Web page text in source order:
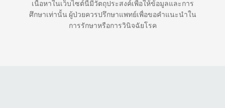
เนื้อหาในเว็บไซต์นี้มีวัตถุประสงค์เพื่อให้ข้อมูลและการ
ศึกษาเท่านั้น ผู้ป่วยควรปรึกษาแพทย์เพื่อขอคำแนะนำใน
การรักษาหรือการวินิจฉัยโรค